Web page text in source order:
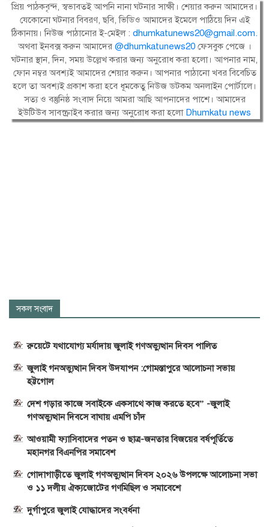
প্রিয় পাঠকবৃন্দ, স্বভাবতই আপনি নানা ঘটনার সাক্ষী। শেয়ার করুন আমাদের।
যেকোনো ঘটনার বিবরণ, ছবি, ভিডিও আমাদের ইমেলে পাঠিয়ে দিন এই
ঠিকানায়। নিউজ পাঠানোর ই-মেইল : dhumkatunews20@gmail.com.
অথবা ইনবক্স করুন আমাদের@dhumkatunews20 ফেসবুক পেজে ।
ঘটনার স্থান, দিন, সময় উল্লেখ করার জন্য অনুরোধ করা হলো। আপনার নাম,
ফোন নম্বর অবশ্যই আমাদের শেয়ার করুন। আপনার পাঠানো খবর বিবেচিত
হলে তা অবশ্যই প্রকাশ করা হবে ধূমকেতু নিউজ ডটকম অনলাইন পোর্টালে।
সত্য ও বস্তুনিষ্ঠ সংবাদ নিয়ে আমরা আছি আপনাদের পাশে। আমাদের
ইউটিউব সাবস্ক্রাইব করার জন্য অনুরোধ করা হলো Dhumkatu news
সকল সংবাদ
রুয়েটে যথাযোগ্য মর্যাদায় জুলাই গণঅভ্যুত্থান দিবস পালিত
জুলাই গনঅভ্যুত্থান দিবস উদযাপন :গোমস্তাপুরে আলোচনা সভায়
হট্টগোল
দেশ গড়ার কাজে সবাইকে একসাথে কাজ করতে হবে” -জুলাই
গণঅভ্যুত্থান দিবসে বাঘায় এমপি চাঁদ
আওয়ামী ফ্যাসিবাদের পতন ও ছাত্র-জনতার বিজয়ের বর্ষপূর্তিতে
মহানগর বিএনপির সমাবেশ
গোদাগাড়ীতে জুলাই গণঅভ্যুত্থান দিবস ২০২৬ উপলক্ষে আলোচনা সভা
ও ১১ দলীয় ঐক্যজোটের গণমিছিল ও সমাবেশে
দুর্গাপুরে জুলাই যোদ্ধাদের সংবর্ধনা